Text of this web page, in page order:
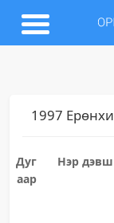
1997
Дуг
аар
Нэр